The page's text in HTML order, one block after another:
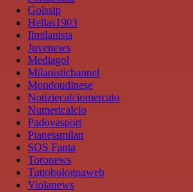
Golssip
Hellas1903
Ilmilanista
Juvenews
Mediagol
Milanistichannel
Mondoudinese
Notiziecalciomercato
Numericalcio
Padovasport
Pianetamilan
SOS Fanta
Toronews
Tuttobolognaweb
Violanews